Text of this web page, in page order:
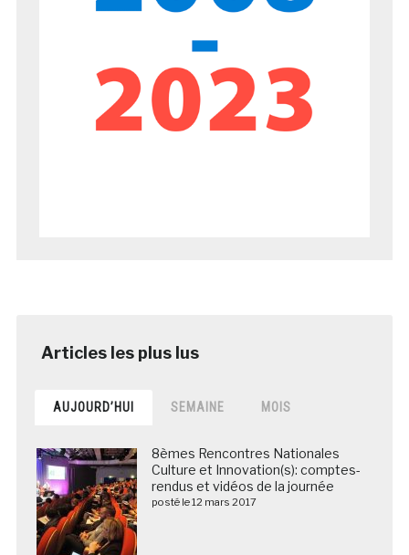
AUJOURD’HUI SEMAINE MOIS
8èmes Rencontres Nationales
Culture et Innovation(s): comptes-
rendus et vidéos de la journée
posté le 12 mars 2017